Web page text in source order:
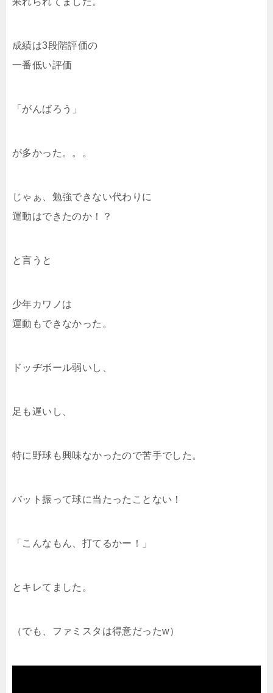
成績は3段階評価の
一番低い評価
「がんばろう」
が多かった。。。
じゃぁ、勉強できない代わりに
運動はできたのか！？
と言うと
少年カワノは
運動もできなかった。
ドッヂボール弱いし、
足も遅いし、
特に野球も興味なかったので苦手でした。
バット振って球に当たったことない！
「こんなもん、打てるかー！」
とキレてました。
（でも、ファミスタは得意だったw）